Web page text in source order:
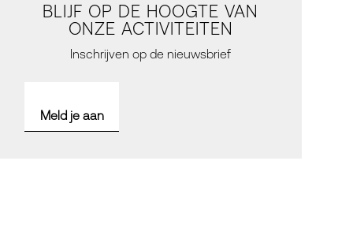
BLIJF OP DE HOOGTE VAN
ONZE ACTIVITEITEN
Inschrijven op de nieuwsbrief
Meld je aan